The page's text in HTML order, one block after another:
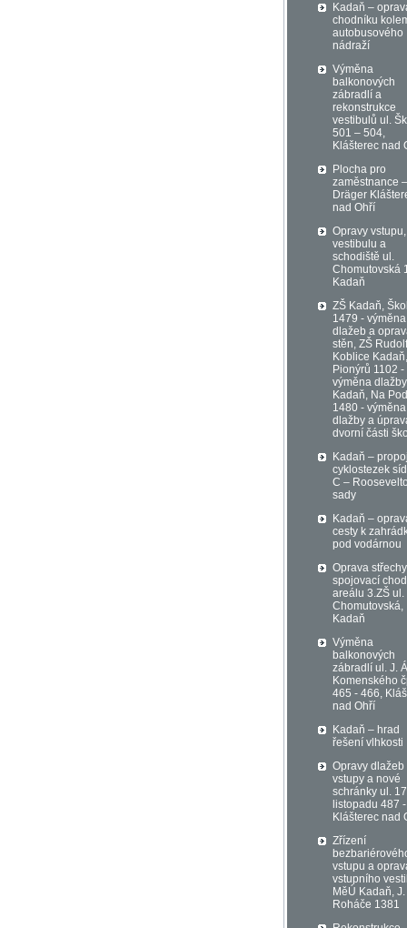
Kadaň –
chodníku
autobusového
nádraží
Výměna
balkonových
zábradlí a
rekonstrukce
vestibulů ul.
501 – 504,
Klášterec nad
Plocha pro
zaměstnance –
Dräger
nad Ohří
Opravy vstupu,
vestibulu a
schodiště ul.
Chomutovská
Kadaň
ZŠ Kadaň,
1479 - výměna
dlažeb a
stěn, ZŠ
Koblice Kadaň,
Pionýrů 1102 -
výměna
Kadaň, Na
1480 - výměna
dlažby a
dvorní části
Kadaň –
cyklostezek
C –
sady
Kadaň –
cesty k
pod vodárnou
Oprava
spojovací
areálu 3.ZŠ ul.
Chomutovská,
Kadaň
Výměna
balkonových
zábradlí ul. J.
Komenského
465 - 466,
nad Ohří
Kadaň – hrad
řešení vlhkosti
Opravy dlažeb
vstupy a nové
schránky ul.
listopadu 487
Klášterec nad
Zřízení
vstupu a
vstupního
MěÚ Kadaň, J.
Roháče 1381